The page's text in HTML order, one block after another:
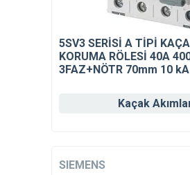
5SV3 SERİSİ A TİPİ
KORUMA RÖLESİ 40A
3FAZ+NÖTR 70mm 10 kA
Kaçak
SIEMENS